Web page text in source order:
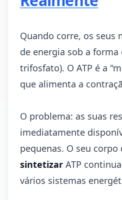
Quando corre, os seus
de energia sob a forma
trifosfato). O ATP é a
que alimenta a
O problema: as suas
imediatamente
pequenas. O seu
sintetizar ATP
vários sistemas